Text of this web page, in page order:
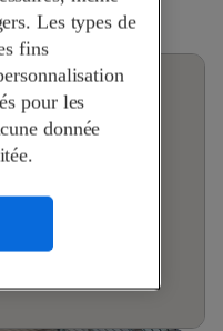
Les types de
fins
pour les
donnée